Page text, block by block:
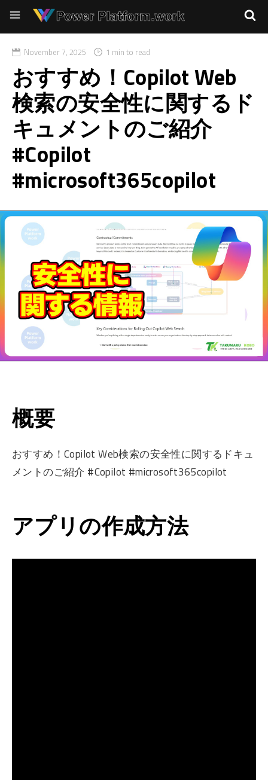
November 7, 2025 1 min to read
おすすめ！Copilot Web
検索の安全性に関するド
キュメントのご紹介
#Copilot
#microsoft365copilot
概要
おすすめ！Copilot Web検索の安全性に関するドキュ
メントのご紹介 #Copilot #microsoft365copilot
アプリの作成方法